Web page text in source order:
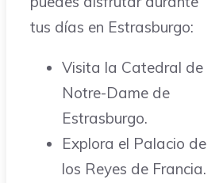
tus días en Estrasburgo:
Visita la Catedral de
Notre-Dame de
Estrasburgo.
Explora el Palacio de
los Reyes de Francia.